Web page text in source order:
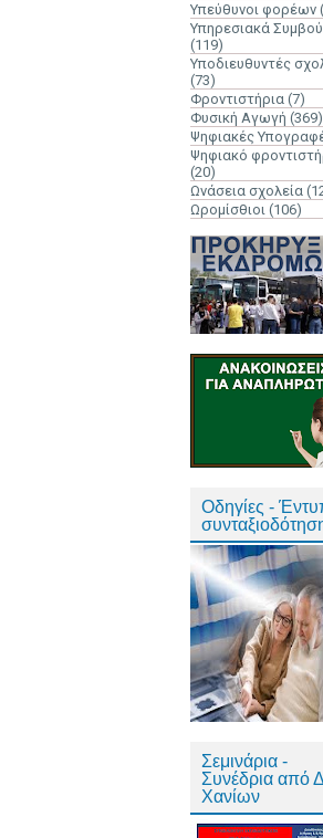
Υπεύθυνοι φορέων
Υπηρεσιακά
(119)
Υποδιευθυντές
(73)
Φροντιστήρια (7)
Φυσική Αγωγή (369)
Ψηφιακές
Ψηφιακό
(20)
Ωνάσεια σχολεία
Ωρομίσθιοι (106)
Οδηγίες -
Σεμινάρια -
Συνέδρια από
Χανίων